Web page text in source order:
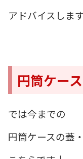
アドバイスしま
円筒ケー
では今までの
円筒ケースの蓋